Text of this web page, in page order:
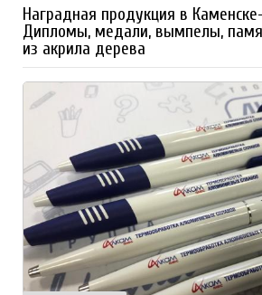
Наградная продукция в
Дипломы, медали, вымпелы,
из акрила дерева